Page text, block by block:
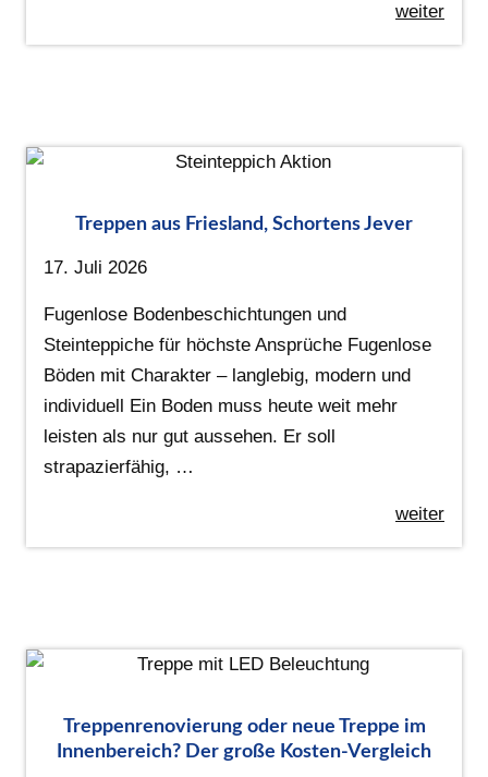
weiter
Treppen aus Friesland, Schortens Jever
17. Juli 2026
Fugenlose Bodenbeschichtungen und
Steinteppiche für höchste Ansprüche Fugenlose
Böden mit Charakter – langlebig, modern und
individuell Ein Boden muss heute weit mehr
leisten als nur gut aussehen. Er soll
strapazierfähig, …
weiter
Treppenrenovierung oder neue Treppe im
Innenbereich? Der große Kosten-Vergleich